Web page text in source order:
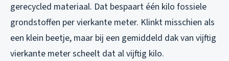
gerecycled materiaal. Dat bespaart één kilo fossiele
grondstoffen per vierkante meter. Klinkt misschien als
een klein beetje, maar bij een gemiddeld dak van vijftig
vierkante meter scheelt dat al vijftig kilo.